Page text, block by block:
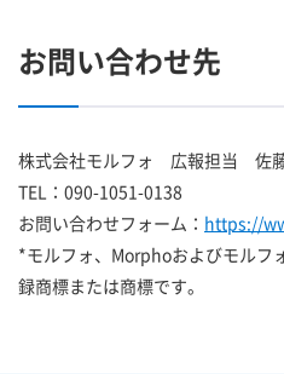
お問い合わせ先
株式会社モルフォ 広報担当 佐
TEL：090-1051-0138
お問い合わせフォーム： https://
*モルフォ、Morphoおよびモルフ
録商標または商標です。